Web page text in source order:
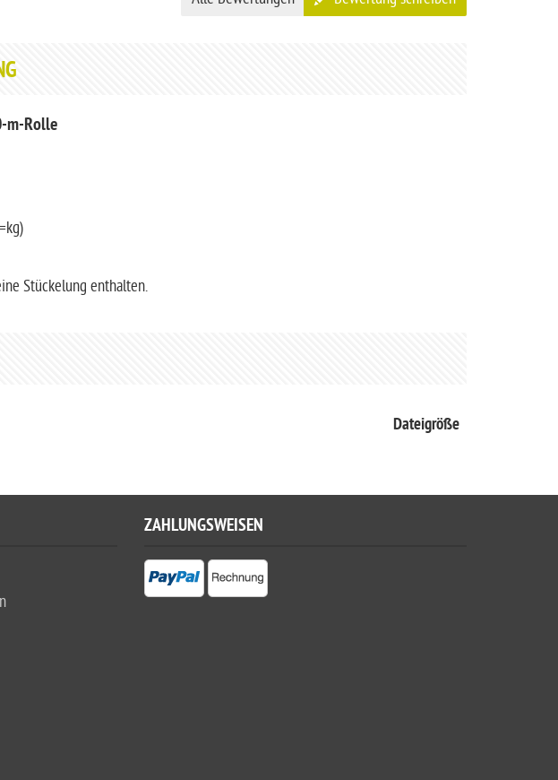
m-Rolle
Stückelung enthalten.
Dateigröße
ZAHLUNGSWEISEN